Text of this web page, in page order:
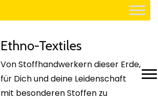
Ethno-Textiles
Von Stoffhandwerkern dieser Erde,
für Dich und deine Leidenschaft
mit besonderen Stoffen zu